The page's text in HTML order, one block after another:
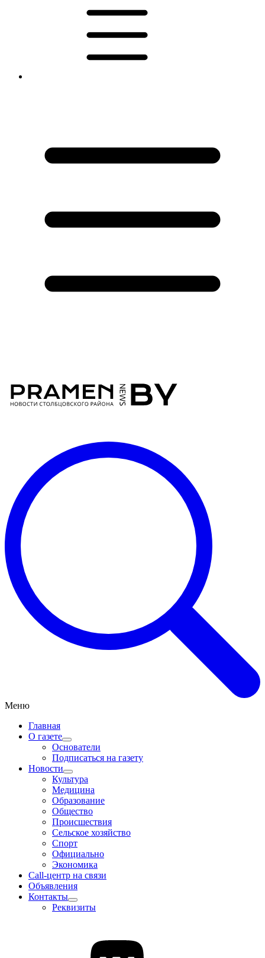
Меню
Главная
О газете
Основатели
Подписаться на газету
Новости
Культура
Медицина
Образование
Общество
Происшествия
Сельское хозяйство
Спорт
Официально
Экономика
Call-центр на связи
Объявления
Контакты
Реквизиты